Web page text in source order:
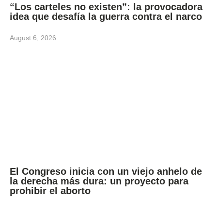
“Los carteles no existen”: la provocadora
idea que desafía la guerra contra el narco
August 6, 2026
El Congreso inicia con un viejo anhelo de
la derecha más dura: un proyecto para
prohibir el aborto